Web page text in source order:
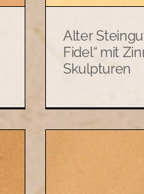
Alter
Fidel“ mit
Skulpturen